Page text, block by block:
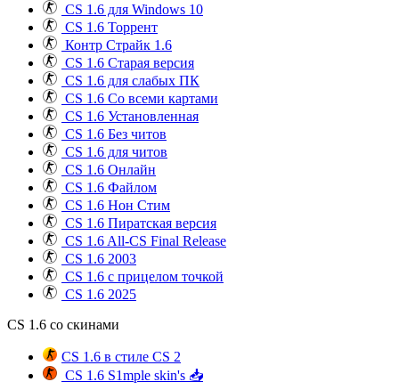
CS 1.6 для Windows 10
CS 1.6 Торрент
Контр Страйк 1.6
CS 1.6 Старая версия
CS 1.6 для слабых ПК
CS 1.6 Со всеми картами
CS 1.6 Установленная
CS 1.6 Без читов
CS 1.6 для читов
CS 1.6 Онлайн
CS 1.6 Файлом
CS 1.6 Нон Стим
CS 1.6 Пиратская версия
CS 1.6 All-CS Final Release
CS 1.6 2003
CS 1.6 с прицелом точкой
CS 1.6 2025
CS 1.6 со скинами
CS 1.6 в стиле CS 2
CS 1.6 S1mple skin's 📥